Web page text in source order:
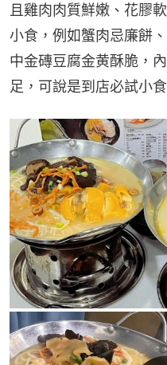
且雞肉肉質鮮嫩、花膠
小食，例如蟹肉忌廉餅
中金磚豆腐金黄酥脆，
足，可說是到店必試小食